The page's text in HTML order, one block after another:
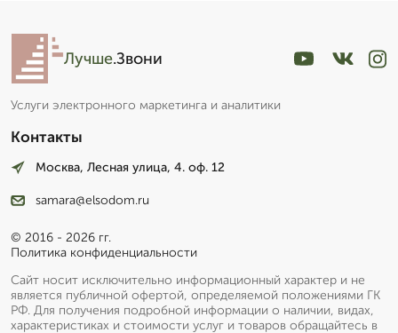
Лучше.Звони
Услуги электронного маркетинга и аналитики
Контакты
Москва, Лесная улица, 4. оф. 12
samara@elsodom.ru
© 2016 - 2026 гг.
Политика конфиденциальности
Сайт носит исключительно информационный характер и не
является публичной офертой, определяемой положениями ГК
РФ. Для получения подробной информации о наличии, видах,
характеристиках и стоимости услуг и товаров обращайтесь в